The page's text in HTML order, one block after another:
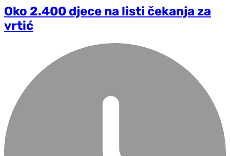
Oko 2.400 djece na listi čekanja za
vrtić